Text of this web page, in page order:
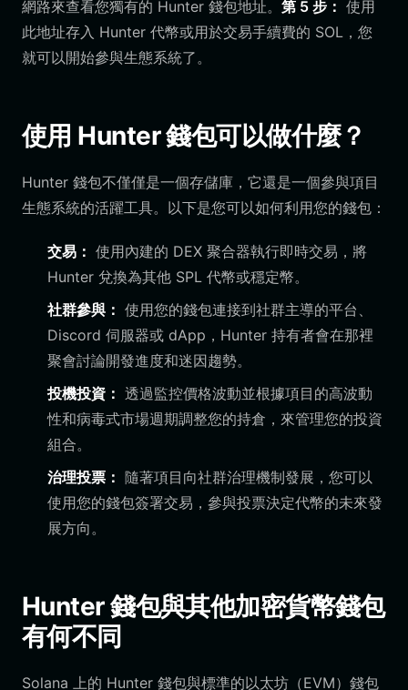
網路來查看您獨有的 Hunter 錢包地址。 第 5 步： 使用
此地址存入 Hunter 代幣或用於交易手續費的 SOL，您
就可以開始參與生態系統了。
使用 Hunter 錢包可以做什麼？
Hunter 錢包不僅僅是一個存儲庫，它還是一個參與項目
生態系統的活躍工具。以下是您可以如何利用您的錢包：
交易： 使用內建的 DEX 聚合器執行即時交易，將
Hunter 兌換為其他 SPL 代幣或穩定幣。
社群參與： 使用您的錢包連接到社群主導的平台、
Discord 伺服器或 dApp，Hunter 持有者會在那裡
聚會討論開發進度和迷因趨勢。
投機投資： 透過監控價格波動並根據項目的高波動
性和病毒式市場週期調整您的持倉，來管理您的投資
組合。
治理投票： 隨著項目向社群治理機制發展，您可以
使用您的錢包簽署交易，參與投票決定代幣的未來發
展方向。
Hunter 錢包與其他加密貨幣錢包
有何不同
Solana 上的 Hunter 錢包與標準的以太坊（EVM）錢包